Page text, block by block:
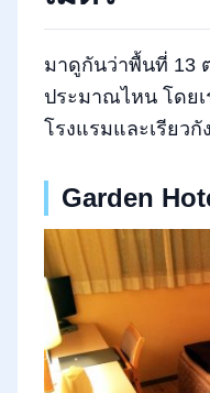
มาดูกันว่าพื้นที่ 13
ประมาณไหน โดย
โรงแรมและเรียว
Garden